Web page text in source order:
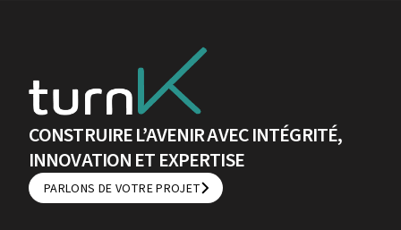
CONSTRUIRE L’AVENIR AVEC INTÉGRITÉ,
INNOVATION ET EXPERTISE
PARLONS DE VOTRE PROJET
PARLONS DE VOTRE PROJET